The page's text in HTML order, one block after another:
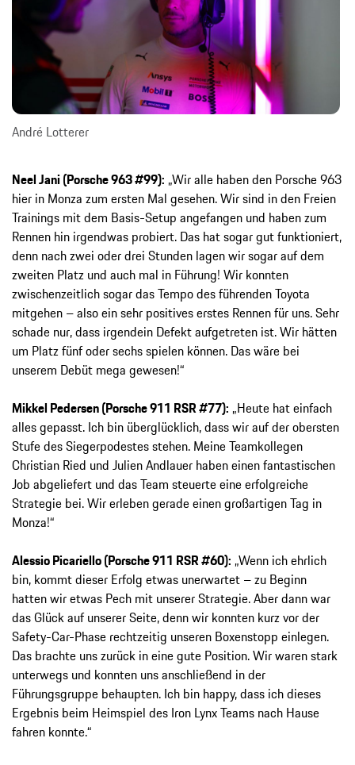
André Lotterer
Neel Jani (Porsche 963 #99): „Wir alle haben den Porsche 963
hier in Monza zum ersten Mal gesehen. Wir sind in den Freien
Trainings mit dem Basis-Setup angefangen und haben zum
Rennen hin irgendwas probiert. Das hat sogar gut funktioniert,
denn nach zwei oder drei Stunden lagen wir sogar auf dem
zweiten Platz und auch mal in Führung! Wir konnten
zwischenzeitlich sogar das Tempo des führenden Toyota
mitgehen – also ein sehr positives erstes Rennen für uns. Sehr
schade nur, dass irgendein Defekt aufgetreten ist. Wir hätten
um Platz fünf oder sechs spielen können. Das wäre bei
unserem Debüt mega gewesen!“
Mikkel Pedersen (Porsche 911 RSR #77): „Heute hat einfach
alles gepasst. Ich bin überglücklich, dass wir auf der obersten
Stufe des Siegerpodestes stehen. Meine Teamkollegen
Christian Ried und Julien Andlauer haben einen fantastischen
Job abgeliefert und das Team steuerte eine erfolgreiche
Strategie bei. Wir erleben gerade einen großartigen Tag in
Monza!“
Alessio Picariello (Porsche 911 RSR #60): „Wenn ich ehrlich
bin, kommt dieser Erfolg etwas unerwartet – zu Beginn
hatten wir etwas Pech mit unserer Strategie. Aber dann war
das Glück auf unserer Seite, denn wir konnten kurz vor der
Safety-Car-Phase rechtzeitig unseren Boxenstopp einlegen.
Das brachte uns zurück in eine gute Position. Wir waren stark
unterwegs und konnten uns anschließend in der
Führungsgruppe behaupten. Ich bin happy, dass ich dieses
Ergebnis beim Heimspiel des Iron Lynx Teams nach Hause
fahren konnte.“